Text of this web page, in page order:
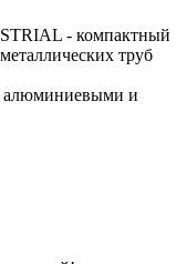
- компактный
труб
алюминиевыми и